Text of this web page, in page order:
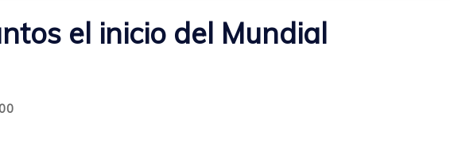
el inicio del Mundial